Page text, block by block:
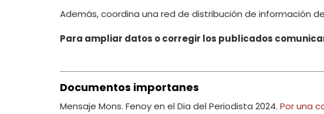
Además, coordina una red de distribución de información
Para ampliar datos o corregir los publicados
Documentos importanes
Mensaje Mons. Fenoy en el Dia del Periodista 2024. Por una